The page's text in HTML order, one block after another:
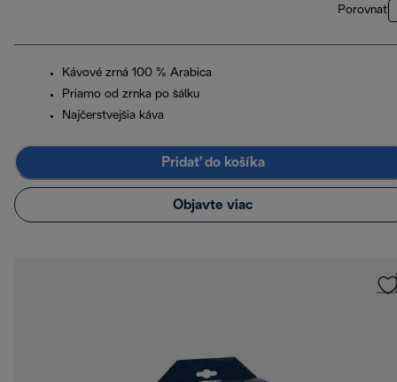
Porovnať
Kávové zrná 100 % Arabica
Priamo od zrnka po šálku
Najčerstvejšia káva
Pridať do košíka
Objavte viac